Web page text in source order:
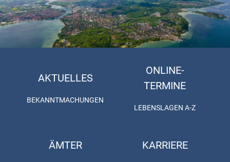
AKTUELLES
BEKANNTMACHUNGEN
ONLINE-
TERMINE
LEBENSLAGEN A-Z
ÄMTER KARRIERE